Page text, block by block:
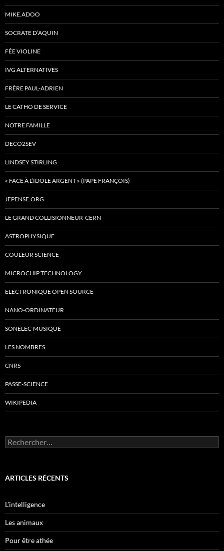
MIKE.ADOO
SOCRATE D’AQUIN
FÉE VIOLINE
IVG ALTERNATIVES
FRÈRE PAUL-ADRIEN
LE CATHO DE SERVICE
NOTRE FAMILLE
DECO2SEV
LINDSEY STIRLING
« FACE À L’IDOLE ARGENT » (PAPE FRANÇOIS)
JEPENSE.ORG
LE GRAND COLLISIONNEUR-CERN
ASTROPHYSIQUE
COULEUR SCIENCE
MICROCHIP TECHNOLOGY
ELECTRONIQUE OPEN SOURCE
NANO-ORDINATEUR
SONELEC-MUSIQUE
LES NOMBRES
CNRS
PASSE-SCIENCE
WIKIPEDIA
Rechercher :
ARTICLES RÉCENTS
L’intelligence
Les animaux
Pour être athée